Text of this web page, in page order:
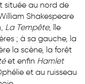
située au nord de
Shakespeare
La Tempête, île
; à sa gauche, la
la scène, la forêt
et enfin Hamlet
et au ruisseau